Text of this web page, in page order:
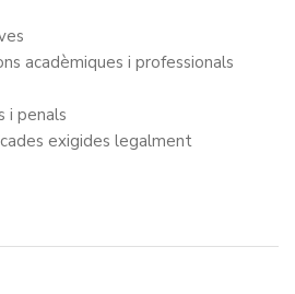
acadèmiques i professionals
i penals
exigides legalment